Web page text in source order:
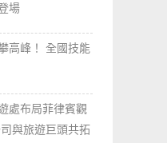
場
高峰！ 全國技能
處布局菲律賓觀
與旅遊巨頭共拓